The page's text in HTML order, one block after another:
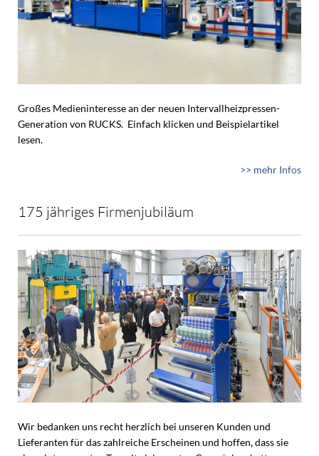
Großes Medieninteresse an der neuen Intervallheizpressen-
Generation von RUCKS. Einfach klicken und Beispielartikel
lesen.
>> mehr Infos
175 jähriges Firmenjubiläum
Wir bedanken uns recht herzlich bei unseren Kunden und
Lieferanten für das zahlreiche Erscheinen und hoffen, dass sie